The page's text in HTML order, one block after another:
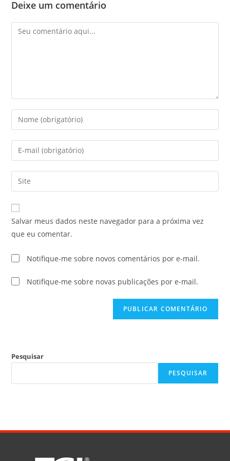
Deixe um comentário
Salvar meus dados neste navegador para a próxima vez
que eu comentar.
Notifique-me sobre novos comentários por e-mail.
Notifique-me sobre novas publicações por e-mail.
Pesquisar
PESQUISAR